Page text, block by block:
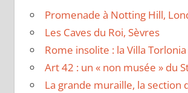
Promenade à Notting Hill,
Les Caves du Roi, Sèvres
Rome insolite : la Villa Torlonia
Art 42 : un « non musée » du
La grande muraille, la section